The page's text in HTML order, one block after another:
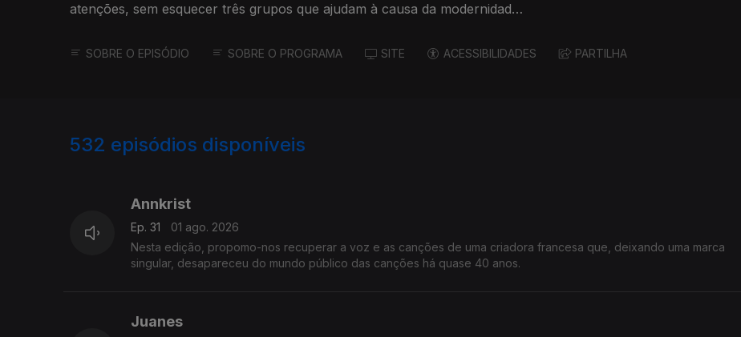
atenções, sem esquecer três grupos que ajudam à causa da modernidade
SOBRE O EPISÓDIO SOBRE O PROGRAMA SITE ACESSIBILIDADES PARTILHA
532 episódios disponíveis
Annkrist
Ep. 31
01 ago. 2026
Nesta edição, propomo-nos recuperar a voz e as canções de uma criadora francesa que, deixando uma marca
singular, desapareceu do mundo público das canções há quase 40 anos.
Juanes